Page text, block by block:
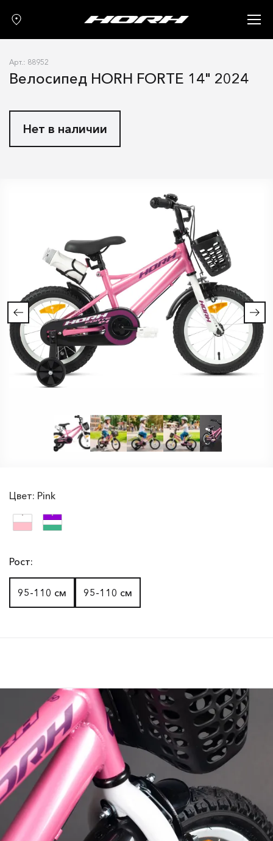
Запчасти
Аксессуары
О нас
Арт.: 88952
Велосипед HORH FORTE 14" 2024
Нет в наличии
Цвет: Pink
Рост:
95-110 см 95-110 см